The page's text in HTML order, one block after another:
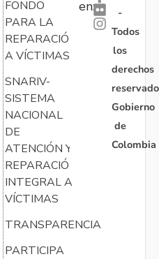
FONDO
PARA LA
REPARACIÓN
A VÍCTIMAS
SNARIV-
SISTEMA
NACIONAL
DE
ATENCIÓN Y
REPARACIÓN
INTEGRAL A
VÍCTIMAS
TRANSPARENCIA
PARTICIPA
en:
-
Todos
los
derechos
Gobierno
de
Colombia